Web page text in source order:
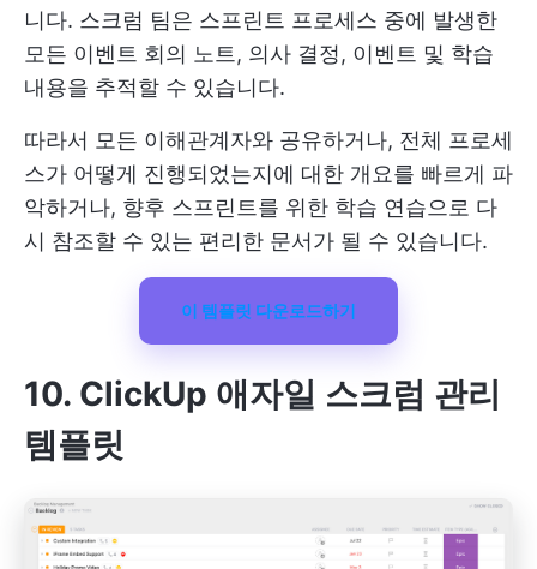
니다. 스크럼 팀은 스프린트 프로세스 중에 발생한
모든 이벤트 회의 노트, 의사 결정, 이벤트 및 학습
내용을 추적할 수 있습니다.
따라서 모든 이해관계자와 공유하거나, 전체 프로세
스가 어떻게 진행되었는지에 대한 개요를 빠르게 파
악하거나, 향후 스프린트를 위한 학습 연습으로 다
시 참조할 수 있는 편리한 문서가 될 수 있습니다.
이 템플릿 다운로드하기
10. ClickUp 애자일 스크럼 관리
템플릿